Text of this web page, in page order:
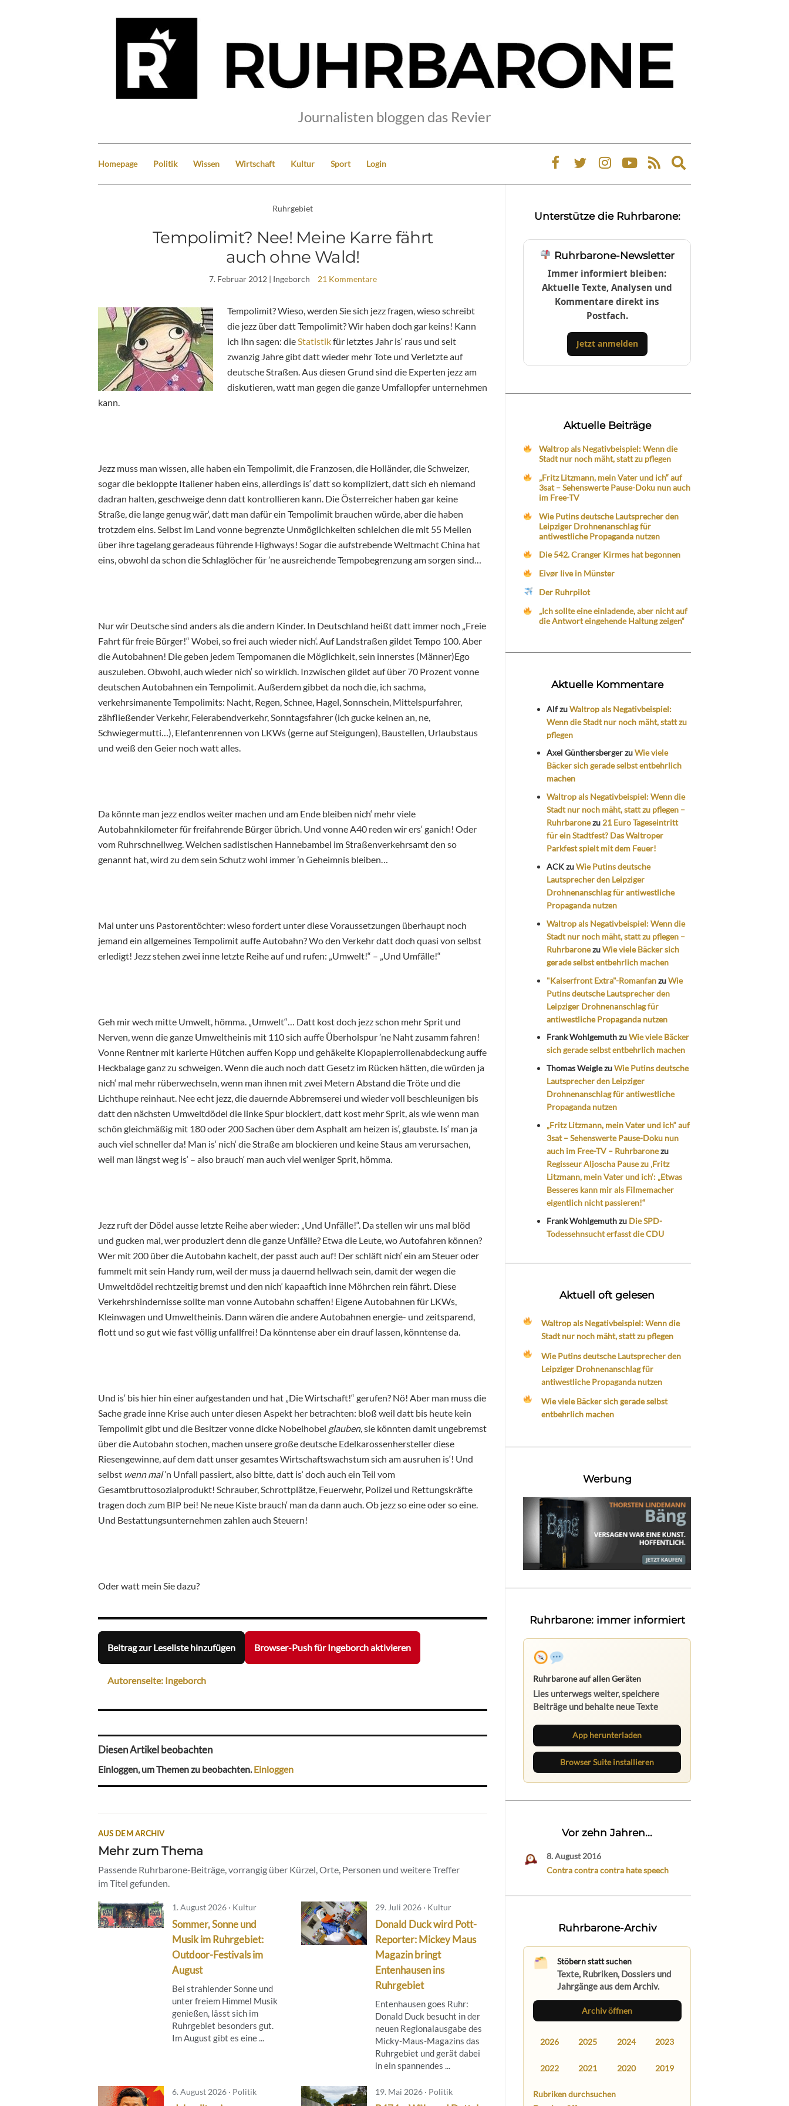
Journalisten bloggen das Revier
Homepage Politik Wissen Wirtschaft Kultur Sport Login
Expand
search
Ruhrgebiet
Tempolimit? Nee! Meine Karre fährt
auch ohne Wald!
7. Februar 2012| Ingeborch 21 Kommentare
Tempolimit? Wieso, werden Sie sich jezz fragen, wieso schreibt
die jezz über datt Tempolimit? Wir haben doch gar keins! Kann
ich Ihn sagen: die Statistikfür letztes Jahr is‘ raus und seit
zwanzig Jahre gibt datt wieder mehr Tote und Verletzte auf
deutsche Straßen. Aus diesen Grund sind die Experten jezz am
diskutieren, watt man gegen die ganze Umfallopfer unternehmen
kann.
Jezz muss man wissen, alle haben ein Tempolimit, die Franzosen, die Holländer, die Schweizer,
sogar die bekloppte Italiener haben eins, allerdings is‘ datt so kompliziert, datt sich eh niemand
dadran halten, geschweige denn datt kontrollieren kann. Die Österreicher haben gar keine
Straße, die lange genug wär‘, datt man dafür ein Tempolimit brauchen würde, aber die haben
trotzdem eins. Selbst im Land vonne begrenzte Unmöglichkeiten schleichen die mit 55 Meilen
über ihre tagelang geradeaus führende Highways! Sogar die aufstrebende Weltmacht China hat
eins, obwohl da schon die Schlaglöcher für ’ne ausreichende Tempobegrenzung am sorgen sind…
Nur wir Deutsche sind anders als die andern Kinder. In Deutschland heißt datt immer noch „Freie
Fahrt für freie Bürger!“ Wobei, so frei auch wieder nich‘. Auf Landstraßen gildet Tempo 100. Aber
die Autobahnen! Die geben jedem Tempomanen die Möglichkeit, sein innerstes (Männer)Ego
auszuleben. Obwohl, auch wieder nich‘ so wirklich. Inzwischen gildet auf über 70 Prozent vonne
deutschen Autobahnen ein Tempolimit. Außerdem gibbet da noch die, ich sachma,
verkehrsimanente Tempolimits: Nacht, Regen, Schnee, Hagel, Sonnschein, Mittelspurfahrer,
zähfließender Verkehr, Feierabendverkehr, Sonntagsfahrer (ich gucke keinen an, ne,
Schwiegermutti…), Elefantenrennen von LKWs (gerne auf Steigungen), Baustellen, Urlaubstaus
und weiß den Geier noch watt alles.
Da könnte man jezz endlos weiter machen und am Ende bleiben nich‘ mehr viele
Autobahnkilometer für freifahrende Bürger übrich. Und vonne A40 reden wir ers‘ ganich! Oder
vom Ruhrschnellweg. Welchen sadistischen Hannebambel im Straßenverkehrsamt den so
genannt hat, wird zu dem sein Schutz wohl immer ’n Geheimnis bleiben…
Mal unter uns Pastorentöchter: wieso fordert unter diese Voraussetzungen überhaupt noch
jemand ein allgemeines Tempolimit auffe Autobahn? Wo den Verkehr datt doch quasi von selbst
erledigt! Jezz stehen zwei inne letzte Reihe auf und rufen: „Umwelt!“ – „Und Umfälle!“
Geh mir wech mitte Umwelt, hömma. „Umwelt“… Datt kost doch jezz schon mehr Sprit und
Nerven, wenn die ganze Umweltheinis mit 110 sich auffe Überholspur ’ne Naht zusamm fahren!
Vonne Rentner mit karierte Hütchen auffen Kopp und gehäkelte Klopapierrollenabdeckung auffe
Heckbalage ganz zu schweigen. Wenn die auch noch datt Gesetz im Rücken hätten, die würden ja
nich‘ mal mehr rüberwechseln, wenn man ihnen mit zwei Metern Abstand die Tröte und die
Lichthupe reinhaut. Nee echt jezz, die dauernde Abbremserei und wieder voll beschleunigen bis
datt den nächsten Umweltdödel die linke Spur blockiert, datt kost mehr Sprit, als wie wenn man
schön gleichmäßig mit 180 oder 200 Sachen über dem Asphalt am heizen is‘, glaubste. Is‘ man ja
auch viel schneller da! Man is‘ nich‘ die Straße am blockieren und keine Staus am verursachen,
weil man längst weg is‘ – also brauch‘ man auch viel weniger Sprit, hömma.
Jezz ruft der Dödel ausse letzte Reihe aber wieder: „Und Unfälle!“. Da stellen wir uns mal blöd
und gucken mal, wer produziert denn die ganze Unfälle? Etwa die Leute, wo Autofahren können?
Wer mit 200 über die Autobahn kachelt, der passt auch auf! Der schläft nich‘ ein am Steuer oder
fummelt mit sein Handy rum, weil der muss ja dauernd hellwach sein, damit der wegen die
Umweltdödel rechtzeitig bremst und den nich‘ kapaaftich inne Möhrchen rein fährt. Diese
Verkehrshindernisse sollte man vonne Autobahn schaffen! Eigene Autobahnen für LKWs,
Kleinwagen und Umweltheinis. Dann wären die andere Autobahnen energie- und zeitsparend,
flott und so gut wie fast völlig unfallfrei! Da könntense aber ein drauf lassen, könntense da.
Und is‘ bis hier hin einer aufgestanden und hat „Die Wirtschaft!“ gerufen? Nö! Aber man muss die
Sache grade inne Krise auch unter diesen Aspekt her betrachten: bloß weil datt bis heute kein
Tempolimit gibt und die Besitzer vonne dicke Nobelhobel glauben, sie könnten damit ungebremst
über die Autobahn stochen, machen unsere große deutsche Edelkarossenhersteller diese
Riesengewinne, auf dem datt unser gesamtes Wirtschaftswachstum sich am ausruhen is‘! Und
selbst wenn mal’n Unfall passiert, also bitte, datt is‘ doch auch ein Teil vom
Gesamtbruttosozialprodukt! Schrauber, Schrottplätze, Feuerwehr, Polizei und Rettungskräfte
tragen doch zum BIP bei! Ne neue Kiste brauch‘ man da dann auch. Ob jezz so eine oder so eine.
Und Bestattungsunternehmen zahlen auch Steuern!
Oder watt mein Sie dazu?
Beitrag zur Leseliste hinzufügen Browser-Push für Ingeborch aktivieren
Autorenseite: Ingeborch
Diesen Artikel beobachten
Einloggen, um Themen zu beobachten.Einloggen
AUS DEM ARCHIV
Mehr zum Thema
Passende Ruhrbarone-Beiträge, vorrangig über Kürzel, Orte, Personen und weitere Treffer
im Titel gefunden.
1. August 2026 · Kultur
Sommer, Sonne und
Musik im Ruhrgebiet:
Outdoor-Festivals im
August
Bei strahlender Sonne und
unter freiem Himmel Musik
genießen, lässt sich im
Ruhrgebiet besonders gut.
Im August gibt es eine ...
29. Juli 2026 · Kultur
Donald Duck wird Pott-
Reporter: Mickey Maus
Magazin bringt
Entenhausen ins
Ruhrgebiet
Entenhausen goes Ruhr:
Donald Duck besucht in der
neuen Regionalausgabe des
Micky‑Maus‑Magazins das
Ruhrgebiet und gerät dabei
in ein spannendes ...
6. August 2026 · Politik 19. Mai 2026 · Politik
Unterstütze die Ruhrbarone:
Ruhrbarone-Newsletter
Immer informiert bleiben:
Aktuelle Texte, Analysen und
Kommentare direkt ins
Postfach.
Jetzt anmelden
Aktuelle Beiträge
Waltrop als Negativbeispiel: Wenn die
Stadt nur noch mäht, statt zu pflegen
„Fritz Litzmann, mein Vater und ich“ auf
3sat – Sehenswerte Pause-Doku nun auch
im Free-TV
Wie Putins deutsche Lautsprecher den
Leipziger Drohnenanschlag für
antiwestliche Propaganda nutzen
Die 542. Cranger Kirmes hat begonnen
Eivør live in Münster
Der Ruhrpilot
„Ich sollte eine einladende, aber nicht auf
die Antwort eingehende Haltung zeigen“
Aktuelle Kommentare
AlfzuWaltrop als Negativbeispiel:
Wenn die Stadt nur noch mäht, statt zu
pflegen
Axel GünthersbergerzuWie viele
Bäcker sich gerade selbst entbehrlich
machen
Waltrop als Negativbeispiel: Wenn die
Stadt nur noch mäht, statt zu pflegen –
Ruhrbaronezu 21 Euro Tageseintritt
für ein Stadtfest? Das Waltroper
Parkfest spielt mit dem Feuer!
ACKzuWie Putins deutsche
Lautsprecher den Leipziger
Drohnenanschlag für antiwestliche
Propaganda nutzen
Waltrop als Negativbeispiel: Wenn die
Stadt nur noch mäht, statt zu pflegen –
RuhrbaronezuWie viele Bäcker sich
gerade selbst entbehrlich machen
"Kaiserfront Extra"-RomanfanzuWie
Putins deutsche Lautsprecher den
Leipziger Drohnenanschlag für
antiwestliche Propaganda nutzen
Frank WohlgemuthzuWie viele Bäcker
sich gerade selbst entbehrlich machen
Thomas WeiglezuWie Putins deutsche
Lautsprecher den Leipziger
Drohnenanschlag für antiwestliche
Propaganda nutzen
„Fritz Litzmann, mein Vater und ich“ auf
3sat – Sehenswerte Pause-Doku nun
auch im Free-TV – Ruhrbaronezu
Regisseur Aljoscha Pause zu ‚Fritz
Litzmann, mein Vater und ich‘: „Etwas
Besseres kann mir als Filmemacher
eigentlich nicht passieren!“
Frank Wohlgemuthzu Die SPD-
Todessehnsucht erfasst die CDU
Aktuell oft gelesen
Waltrop als Negativbeispiel: Wenn die
Stadt nur noch mäht, statt zu pflegen
Wie Putins deutsche Lautsprecher den
Leipziger Drohnenanschlag für
antiwestliche Propaganda nutzen
Wie viele Bäcker sich gerade selbst
entbehrlich machen
Werbung
Ruhrbarone: immer informiert
Ruhrbarone auf allen Geräten
Lies unterwegs weiter, speichere
Beiträge und behalte neue Texte
App herunterladen
Browser Suite installieren
Vor zehn Jahren...
8. August 2016
Contra contra contra hate speech
Ruhrbarone-Archiv
Stöbern statt suchen
Texte, Rubriken, Dossiers und
Jahrgänge aus dem Archiv.
Archiv öffnen
2026 2025 2024 2023
2022 2021 2020 2019
Rubriken durchsuchen